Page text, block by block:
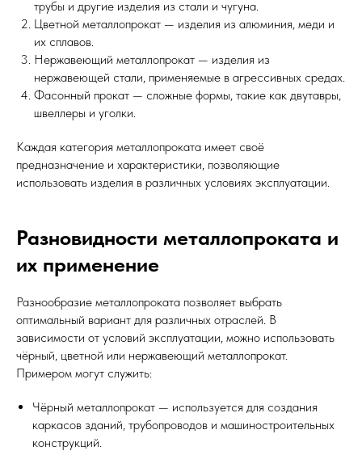
трубы и другие изделия из стали и чугуна.
Цветной металлопрокат — изделия из алюминия, меди и
их сплавов.
Нержавеющий металлопрокат — изделия из
нержавеющей стали, применяемые в агрессивных средах.
Фасонный прокат — сложные формы, такие как двутавры,
швеллеры и уголки.
Каждая категория металлопроката имеет своё
предназначение и характеристики, позволяющие
использовать изделия в различных условиях эксплуатации.
Разновидности металлопроката и
их применение
Разнообразие металлопроката позволяет выбрать
оптимальный вариант для различных отраслей. В
зависимости от условий эксплуатации, можно использовать
чёрный, цветной или нержавеющий металлопрокат.
Примером могут служить:
Чёрный металлопрокат — используется для создания
каркасов зданий, трубопроводов и машиностроительных
конструкций.